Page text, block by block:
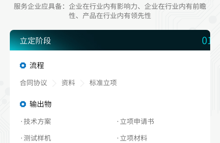
服务企业应具备：企业在行业内有影响力、企业在行业内有前瞻
性、产品在行业内有领先性
立定阶段 01
流程
合同协议 资料 标准立项
输出物
·技术方案
·立项申请书
·测试样机
·立项材料